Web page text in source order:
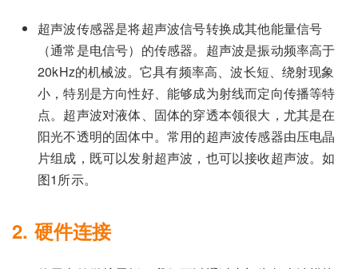
超声波传感器是将超声波信号转换成其他能量信号
（通常是电信号）的传感器。超声波是振动频率高于
20kHz的机械波。它具有频率高、波长短、绕射现象
小，特别是方向性好、能够成为射线而定向传播等特
点。超声波对液体、固体的穿透本领很大，尤其是在
阳光不透明的固体中。常用的超声波传感器由压电晶
片组成，既可以发射超声波，也可以接收超声波。如
图1所示。
2. 硬件连接